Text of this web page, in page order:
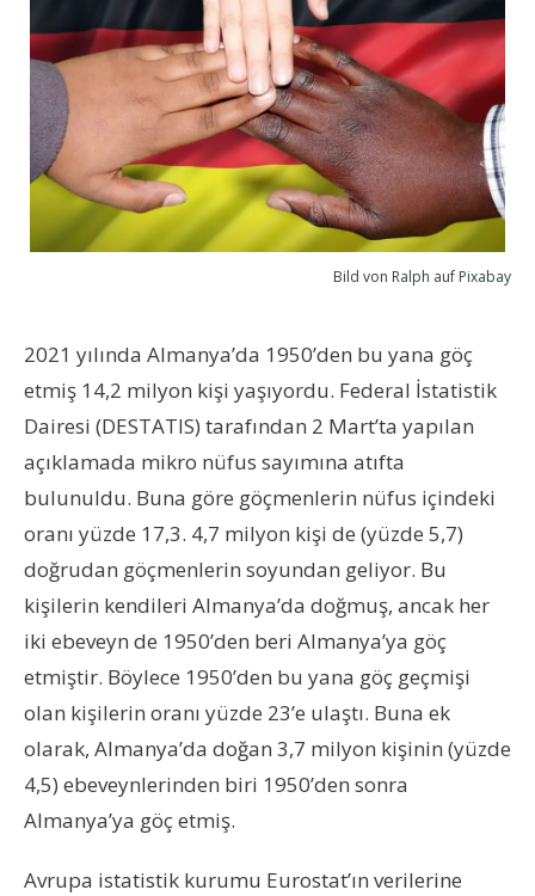
Bild von Ralph auf Pixabay
2021 yılında Almanya’da 1950’den bu yana göç
etmiş 14,2 milyon kişi yaşıyordu. Federal İstatistik
Dairesi (DESTATIS) tarafından 2 Mart’ta yapılan
açıklamada mikro nüfus sayımına atıfta
bulunuldu. Buna göre göçmenlerin nüfus içindeki
oranı yüzde 17,3. 4,7 milyon kişi de (yüzde 5,7)
doğrudan göçmenlerin soyundan geliyor. Bu
kişilerin kendileri Almanya’da doğmuş, ancak her
iki ebeveyn de 1950’den beri Almanya’ya göç
etmiştir. Böylece 1950’den bu yana göç geçmişi
olan kişilerin oranı yüzde 23’e ulaştı. Buna ek
olarak, Almanya’da doğan 3,7 milyon kişinin (yüzde
4,5) ebeveynlerinden biri 1950’den sonra
Almanya’ya göç etmiş.
Avrupa istatistik kurumu Eurostat’ın verilerine